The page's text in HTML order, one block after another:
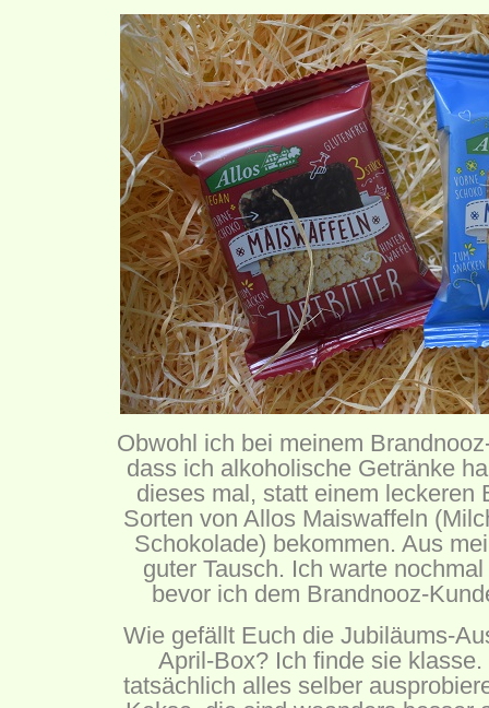
Obwohl ich bei meinem
dass ich alkoholische Getränke
dieses mal, statt einem leckeren
Sorten von Allos Maiswaffeln
Schokolade) bekommen. Aus
guter Tausch. Ich warte
bevor ich dem Brandnooz-
Wie gefällt Euch die Jubiläums-
April-Box? Ich finde sie
tatsächlich alles selber